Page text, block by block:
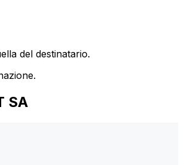
del destinatario.
SA